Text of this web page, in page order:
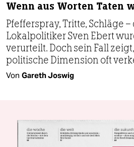
Wenn aus Worten Taten
Pfefferspray, Tritte, Schläge –
Lokalpolitiker Sven Ebert
verurteilt. Doch sein Fall
politische Dimension oft
Von Gareth Joswig